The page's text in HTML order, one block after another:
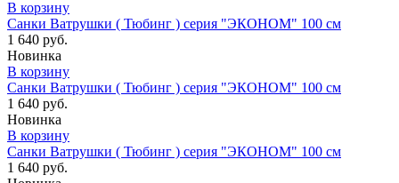
В корзину
Санки Ватрушки ( Тюбинг ) серия "ЭКОНОМ" 100 см
1 640 руб.
Новинка
В корзину
Санки Ватрушки ( Тюбинг ) серия "ЭКОНОМ" 100 см
1 640 руб.
Новинка
В корзину
Санки Ватрушки ( Тюбинг ) серия "ЭКОНОМ" 100 см
1 640 руб.